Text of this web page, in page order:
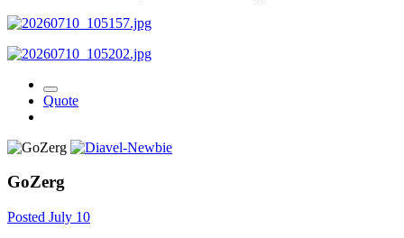
Quote
GoZerg
Posted July 10